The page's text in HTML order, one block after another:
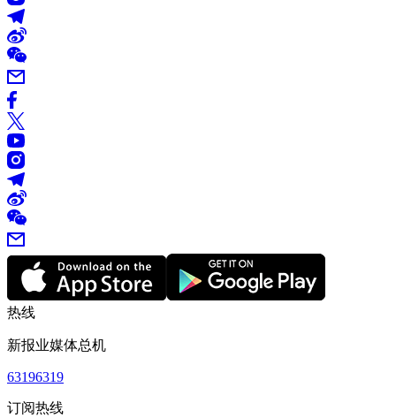
热线
新报业媒体总机
63196319
订阅热线